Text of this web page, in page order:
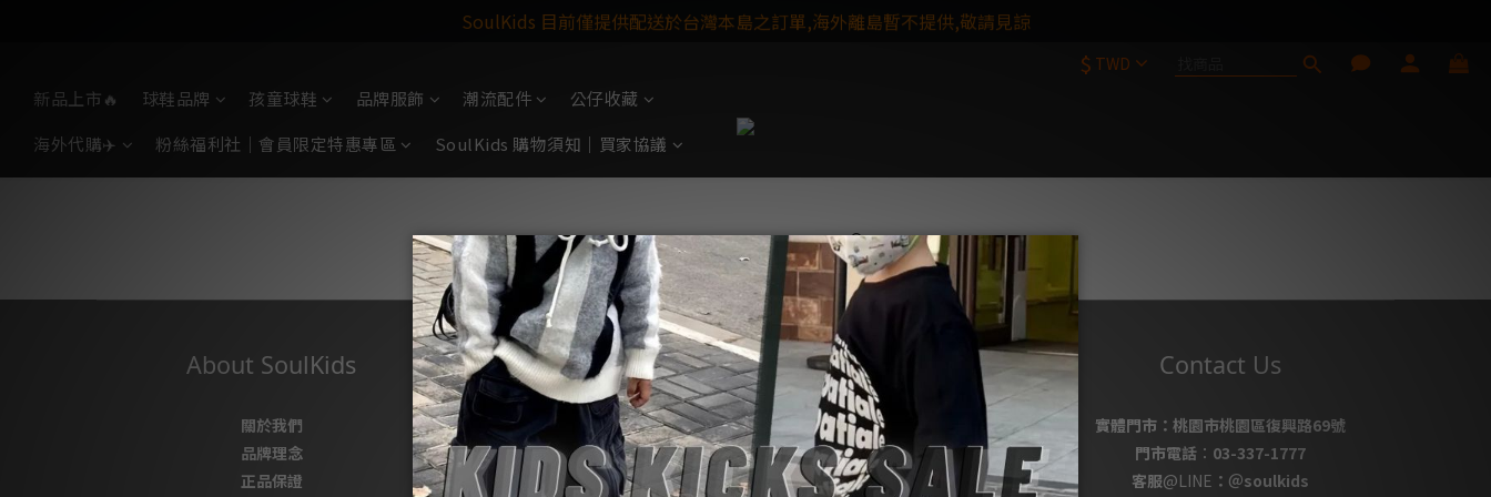
$ TWD
新品上市🔥 球鞋品牌 孩童球鞋 品牌服飾 潮流配件
公仔收藏
海外代購✈️
粉絲福利社｜會員限定特惠專區 SoulKids 購物須知｜買家協議
A BATHING APE®
About SoulKids
關於我們
品牌理念
正品保證
Soul Project
會員階級｜靈魂進化制度
會員禮遇｜階級專屬權益
靈魂能量｜紅利回饋機制
Customer Service
購物須知
購物代購
售後服務
Contact Us
實體門市： 桃園市桃園區復興路69號
門市電話： 03-337-1777
客服@LINE ： ＠soulkids
SoulKids 目前僅提供配送於台灣本島之訂單,海外離島暫不提供,敬請見諒